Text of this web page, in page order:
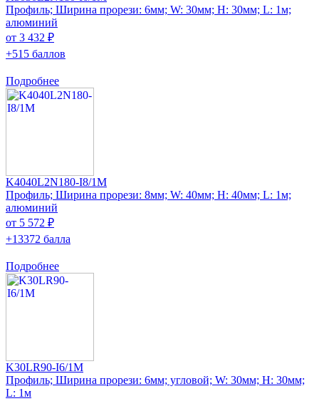
Профиль; Ширина прорези: 6мм; W: 30мм; H: 30мм; L: 1м;
алюминий
от 3 432 ₽
+515 баллов
Подробнее
K4040L2N180-I8/1M
Профиль; Ширина прорези: 8мм; W: 40мм; H: 40мм; L: 1м;
алюминий
от 5 572 ₽
+13372 балла
Подробнее
K30LR90-I6/1M
Профиль; Ширина прорези: 6мм; угловой; W: 30мм; H: 30мм;
L: 1м